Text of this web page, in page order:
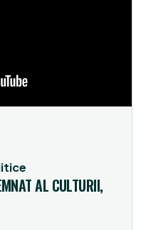
AL CULTURII,